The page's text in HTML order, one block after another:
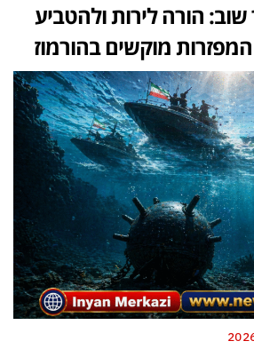
הורה לירות ולהטביע
המפזרות מוקשים בהורמוז